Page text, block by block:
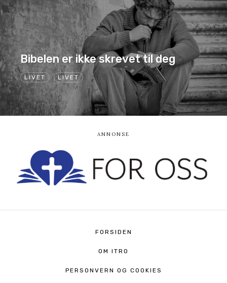
LIVET LIVET
Bibelen er ikke skrevet til deg
FORSIDEN
OM ITRO
PERSONVERN OG COOKIES